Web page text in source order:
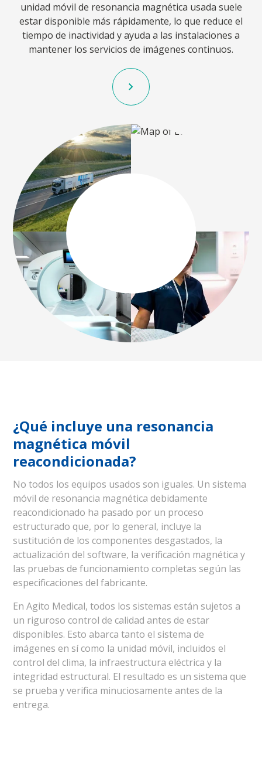
unidad móvil de resonancia magnética usada suele
estar disponible más rápidamente, lo que reduce el
tiempo de inactividad y ayuda a las instalaciones a
mantener los servicios de imágenes continuos.
¿Qué incluye una resonancia
magnética móvil
reacondicionada?
No todos los equipos usados son iguales. Un sistema
móvil de resonancia magnética debidamente
reacondicionado ha pasado por un proceso
estructurado que, por lo general, incluye la
sustitución de los componentes desgastados, la
actualización del software, la verificación magnética y
las pruebas de funcionamiento completas según las
especificaciones del fabricante.
En Agito Medical, todos los sistemas están sujetos a
un riguroso control de calidad antes de estar
disponibles. Esto abarca tanto el sistema de
imágenes en sí como la unidad móvil, incluidos el
control del clima, la infraestructura eléctrica y la
integridad estructural. El resultado es un sistema que
se prueba y verifica minuciosamente antes de la
entrega.